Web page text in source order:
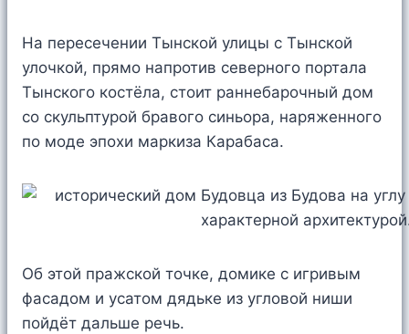
На пересечении Тынской улицы с Тынской
улочкой, прямо напротив северного портала
Тынского костёла, стоит раннебарочный дом
со скульптурой бравого синьора, наряженного
по моде эпохи маркиза Карабаса.
Об этой пражской точке, домике с игривым
фасадом и усатом дядьке из угловой ниши
пойдёт дальше речь.